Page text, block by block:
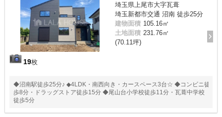
19枚
埼玉県上尾市大字瓦葺
埼玉新都市交通 沼南 徒歩25分
建物面積 105.16㎡
土地面積 231.76㎡
(70.11坪)
◆沼南駅徒歩25分♪ ◆4LDK・南西向き・カースペース3台☆ ◆コンビニ徒
歩8分・ドラッグストア徒歩15分 ◆尾山台小学校徒歩11分・瓦葺中学校
徒歩5分